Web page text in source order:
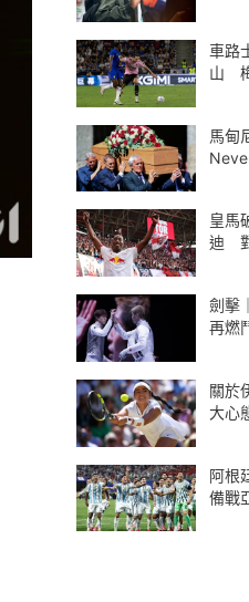
車路
山
馬甸
皇馬
迪
劍擊
再燃
關於
大心
阿根
備戰